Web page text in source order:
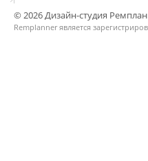
© 2026 Дизайн-студия
Remplanner является